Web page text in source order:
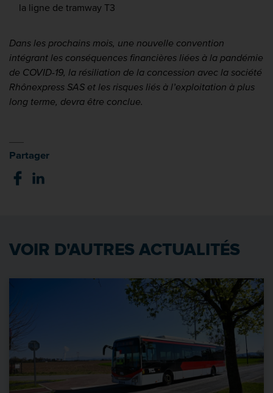
la ligne de tramway T3
Dans les prochains mois, une nouvelle convention
intégrant les conséquences financières liées à la pandémie
de COVID-19, la résiliation de la concession avec la société
Rhônexpress SAS et les risques liés à l’exploitation à plus
long terme, devra être conclue.
Partager
VOIR D'AUTRES ACTUALITÉS